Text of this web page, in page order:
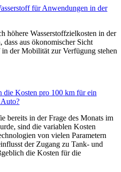
für Anwendungen in der
höhere Wasserstoffzielkosten in der
aus ökonomischer Sicht
in der Mobilität zur Verfügung stehen
die Kosten pro 100 km für ein
Auto?
bereits in der Frage des Monats im
sind die variablen Kosten
von vielen Parametern
der Zugang zu Tank- und
die Kosten für die